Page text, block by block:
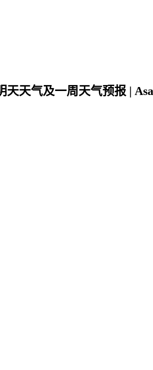
天气及一周天气预报 |